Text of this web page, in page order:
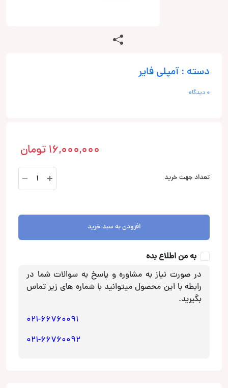
دسته : آمپلی فایر
0 دیدگاه
16,000,000 تومان
تعداد جهت خرید
آمپلی
فایر
افزودن به سبد خرید
به من اطلاع بده
در صورت نیاز به مشاوره و پاسخ به سوالات شما در
رابطه با این محصول میتوانید با شماره های زیر تماس
بگیرید.
021-66760091
021-66760092